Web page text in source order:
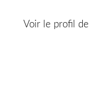
Voir le profil de